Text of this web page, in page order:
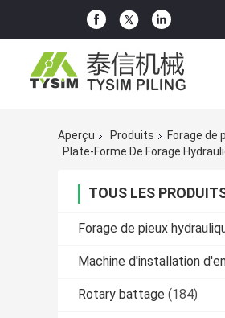
Aperçu Produits
Forage de
Plate-Forme De Forage
TOUS LES
Forage de pieux
Machine d'installation
Rotary battage (184)